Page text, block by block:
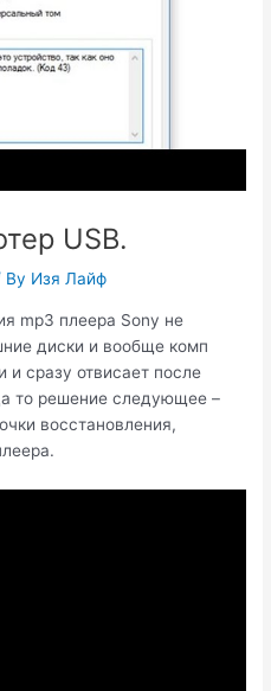
USB.
By Изя Лайф
mp3 плеера Sony не
диски и вообще комп
и сразу отвисает после
то решение следующее –
восстановления,